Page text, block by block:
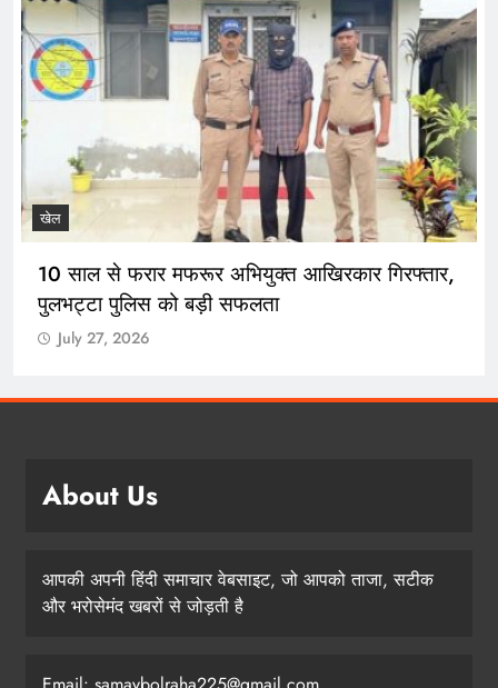
खेल
10 साल से फरार मफरूर अभियुक्त आखिरकार गिरफ्तार,
पुलभट्टा पुलिस को बड़ी सफलता
July 27, 2026
About Us
आपकी अपनी हिंदी समाचार वेबसाइट, जो आपको ताजा, सटीक
और भरोसेमंद खबरों से जोड़ती है